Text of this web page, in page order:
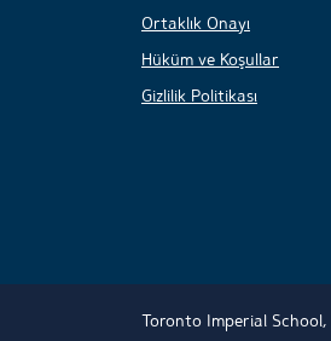
Ortaklık Onayı
Hüküm ve Koşullar
Gizlilik Politikası
Toronto Imperial School,